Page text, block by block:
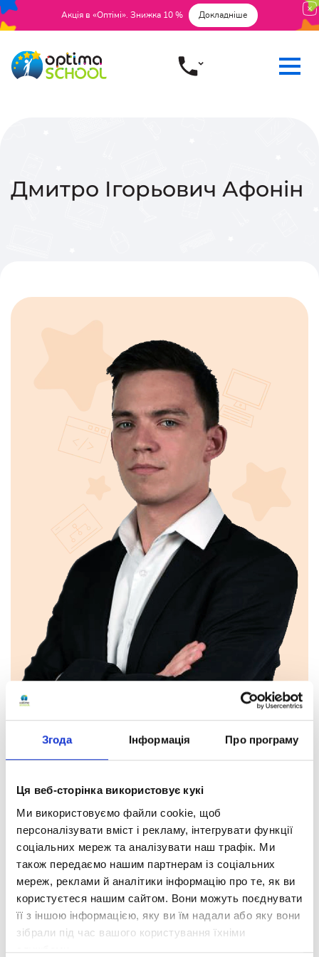
Згода Інформація Про програму
Ця веб-сторінка використовує кукі
Ми використовуємо файли cookie, щоб
персоналізувати вміст і рекламу, інтегрувати функції
соціальних мереж та аналізувати наш трафік. Ми
також передаємо нашим партнерам із соціальних
мереж, реклами й аналітики інформацію про те, як ви
користуєтеся нашим сайтом. Вони можуть поєднувати
її з іншою інформацією, яку ви їм надали або яку вони
зібрали під час вашого користування їхніми
службами.
Акція в «Оптімі». Знижка 10 % Докладніше
Дмитро Ігорьович Афонін
Дмитро Ігорьович Афонін
Інформатика
Математика
Кваліфікація:
кваліфікаційна категорія «спеціаліст».
Освіта: